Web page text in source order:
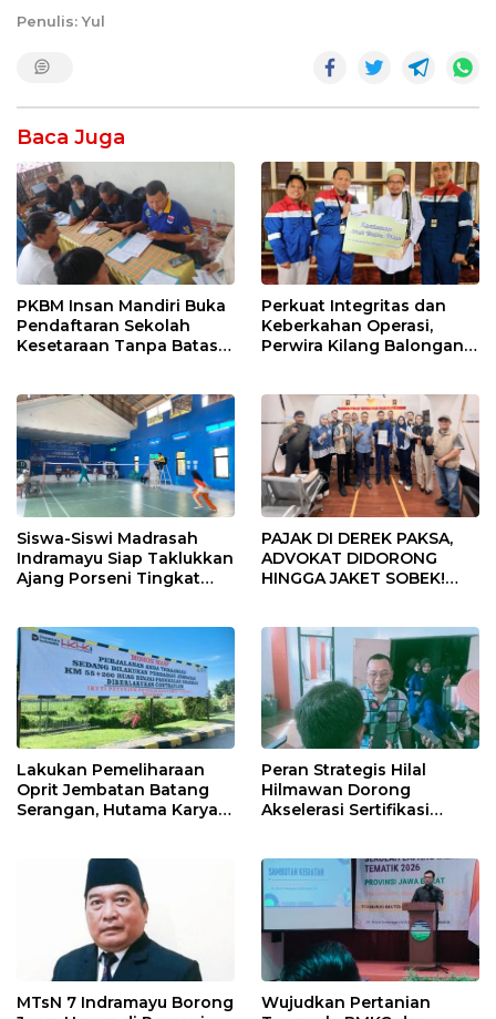
Penulis: Yul
Baca Juga
PKBM Insan Mandiri Buka
Pendaftaran Sekolah
Kesetaraan Tanpa Batas
Perkuat Integritas dan
Keberkahan Operasi,
Perwira Kilang Balongan
Siswa-Siswi Madrasah
Indramayu Siap Taklukkan
Ajang Porseni Tingkat
PAJAK DI DEREK PAKSA,
ADVOKAT DIDORONG
HINGGA JAKET SOBEK!
Pekanbaru!
Lakukan Pemeliharaan
Oprit Jembatan Batang
Serangan, Hutama Karya
Peran Strategis Hilal
Hilmawan Dorong
Akselerasi Sertifikasi
Indramayu
MTsN 7 Indramayu Borong
Wujudkan Pertanian